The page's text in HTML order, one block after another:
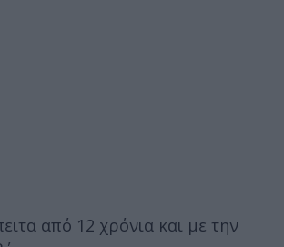
από 12 χρόνια και με την